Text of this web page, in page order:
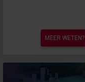
MEER WETEN?